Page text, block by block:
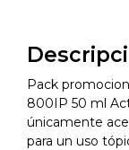
Pack
800IP 50 ml
únicamente
para un uso